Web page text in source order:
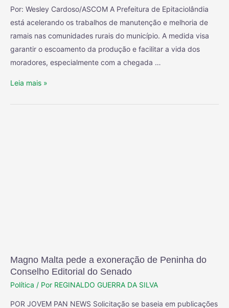
Por: Wesley Cardoso/ASCOM A Prefeitura de Epitaciolândia
está acelerando os trabalhos de manutenção e melhoria de
ramais nas comunidades rurais do município. A medida visa
garantir o escoamento da produção e facilitar a vida dos
moradores, especialmente com a chegada …
Leia mais »
Magno Malta pede a exoneração de Peninha do
Conselho Editorial do Senado
Política / Por REGINALDO GUERRA DA SILVA
POR JOVEM PAN NEWS Solicitação se baseia em publicações